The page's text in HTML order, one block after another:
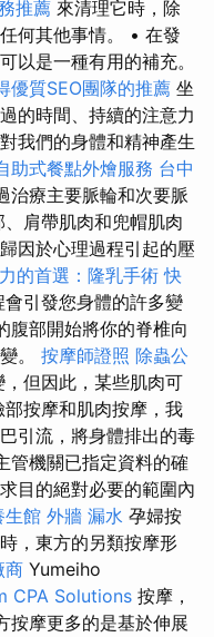
推薦 來清理它時，除
何其他事情。 • 在發
以是一種有用的補充。
優質SEO團隊的推薦 坐
的時間、持續的注意力
我們的身體和精神產生
助式餐點外燴服務 台中
治療主要脈輪和次要脈
肩帶肌肉和兜帽肌肉
因於心理過程引起的壓
的首選：隆乳手術 快
引發您身體的許多變
腹部開始將你的脊椎向
。 按摩師證照 除蟲公
但因此，某些肌肉可
按摩和肌肉按摩，我
引流，將身體排出的毒
管機關已指定資料的確
目的絕對必要的範圍內
生館 外牆 漏水 孕婦按
，東方的另類按摩形
商 Yumeiho
CPA Solutions 按摩，
按摩更多的是基於伸展